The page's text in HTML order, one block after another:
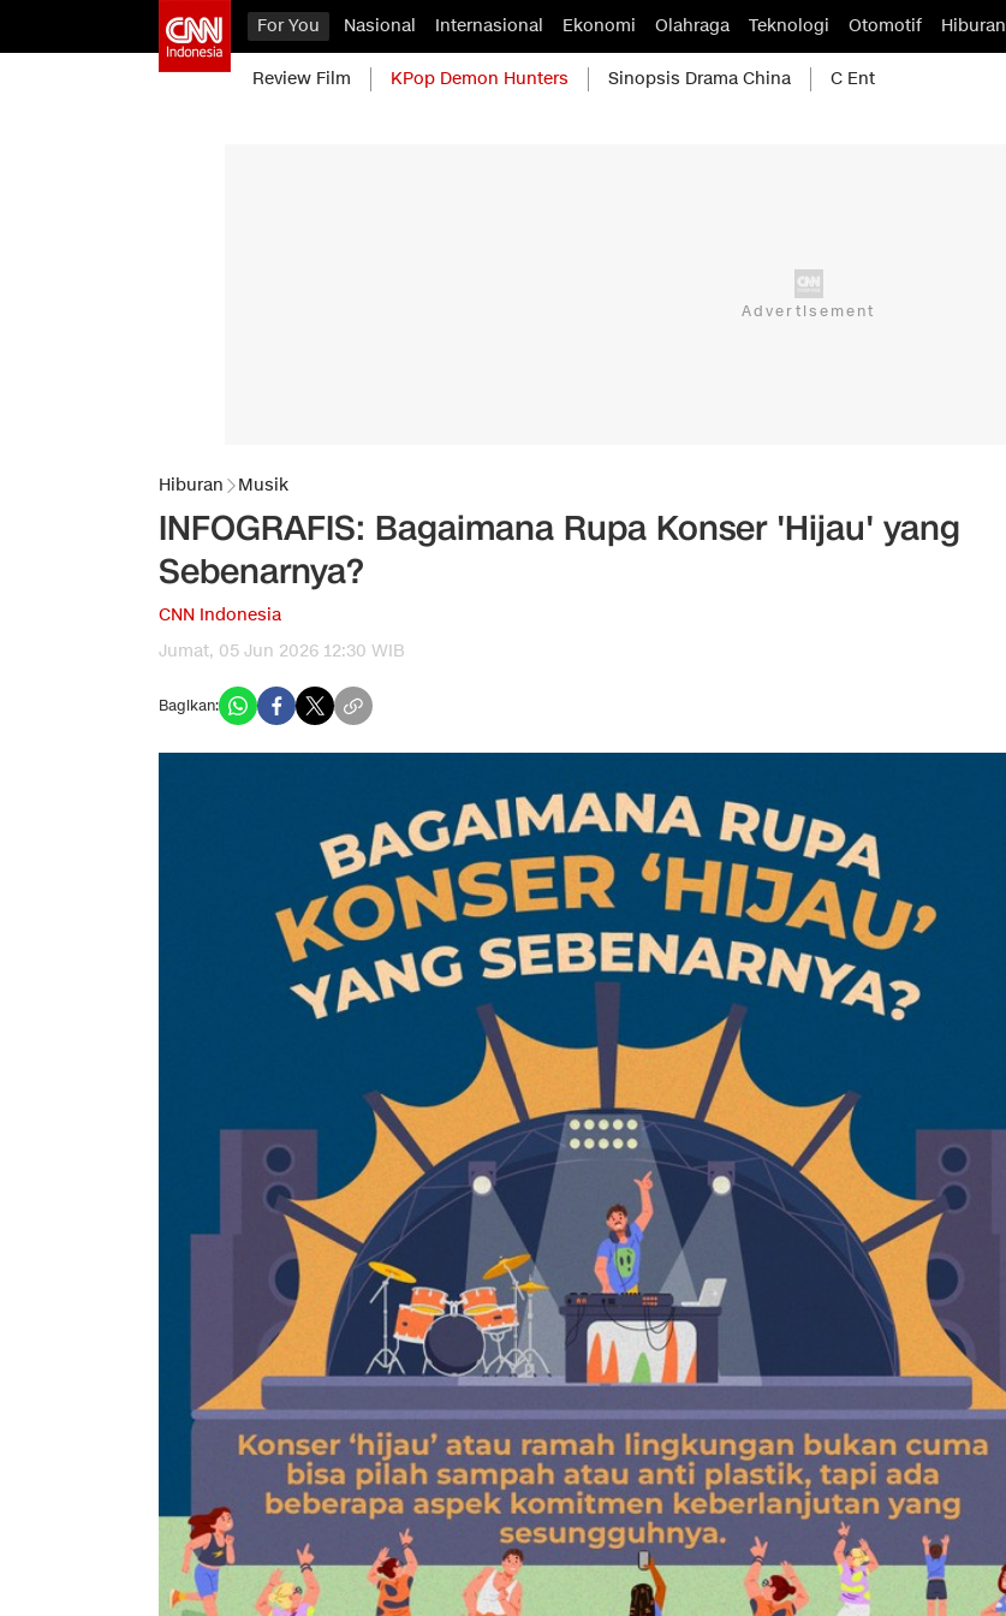
For You Nasional Internasional Ekonomi Olahraga Teknologi Otomotif Hiburan
Review Film KPop Demon Hunters Sinopsis Drama China C Ent
Hiburan Musik
INFOGRAFIS: Bagaimana Rupa Konser 'Hijau' yang
Sebenarnya?
CNN Indonesia
Jumat, 05 Jun 2026 12:30 WIB
Bagikan: